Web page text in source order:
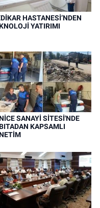
HASTANESİ’NDEN
YATIRIMI
SANAYİ SİTESİ'NDE
KAPSAMLI